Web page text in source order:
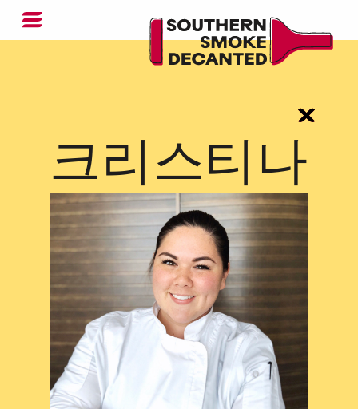
크리스티나